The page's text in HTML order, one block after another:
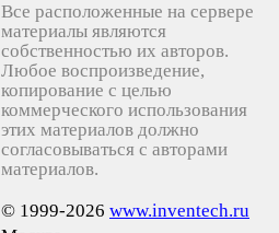
Все расположенные на сервере
материалы являются
собственностью их авторов.
Любое воспроизведение,
копирование с целью
коммерческого использования
этих материалов должно
согласовываться с авторами
материалов.
© 1999-2026 www.inventech.ru